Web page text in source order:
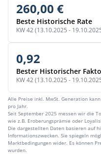
260,00 €
Beste Historische Rate
KW 42 (13.10.2025 -
0,92
Bester Historischer
KW 42 (13.10.2025 -
Alle Preise inkl. MwSt. Generation
pro Jahr.
Seit September 2025 messen wir die
wie z.B. Eroberungsprämie oder
Die dargestellten Daten basieren auf
Informationszwecken. Sie spiegeln
Marktbedingungen wider. Es können
wurden.